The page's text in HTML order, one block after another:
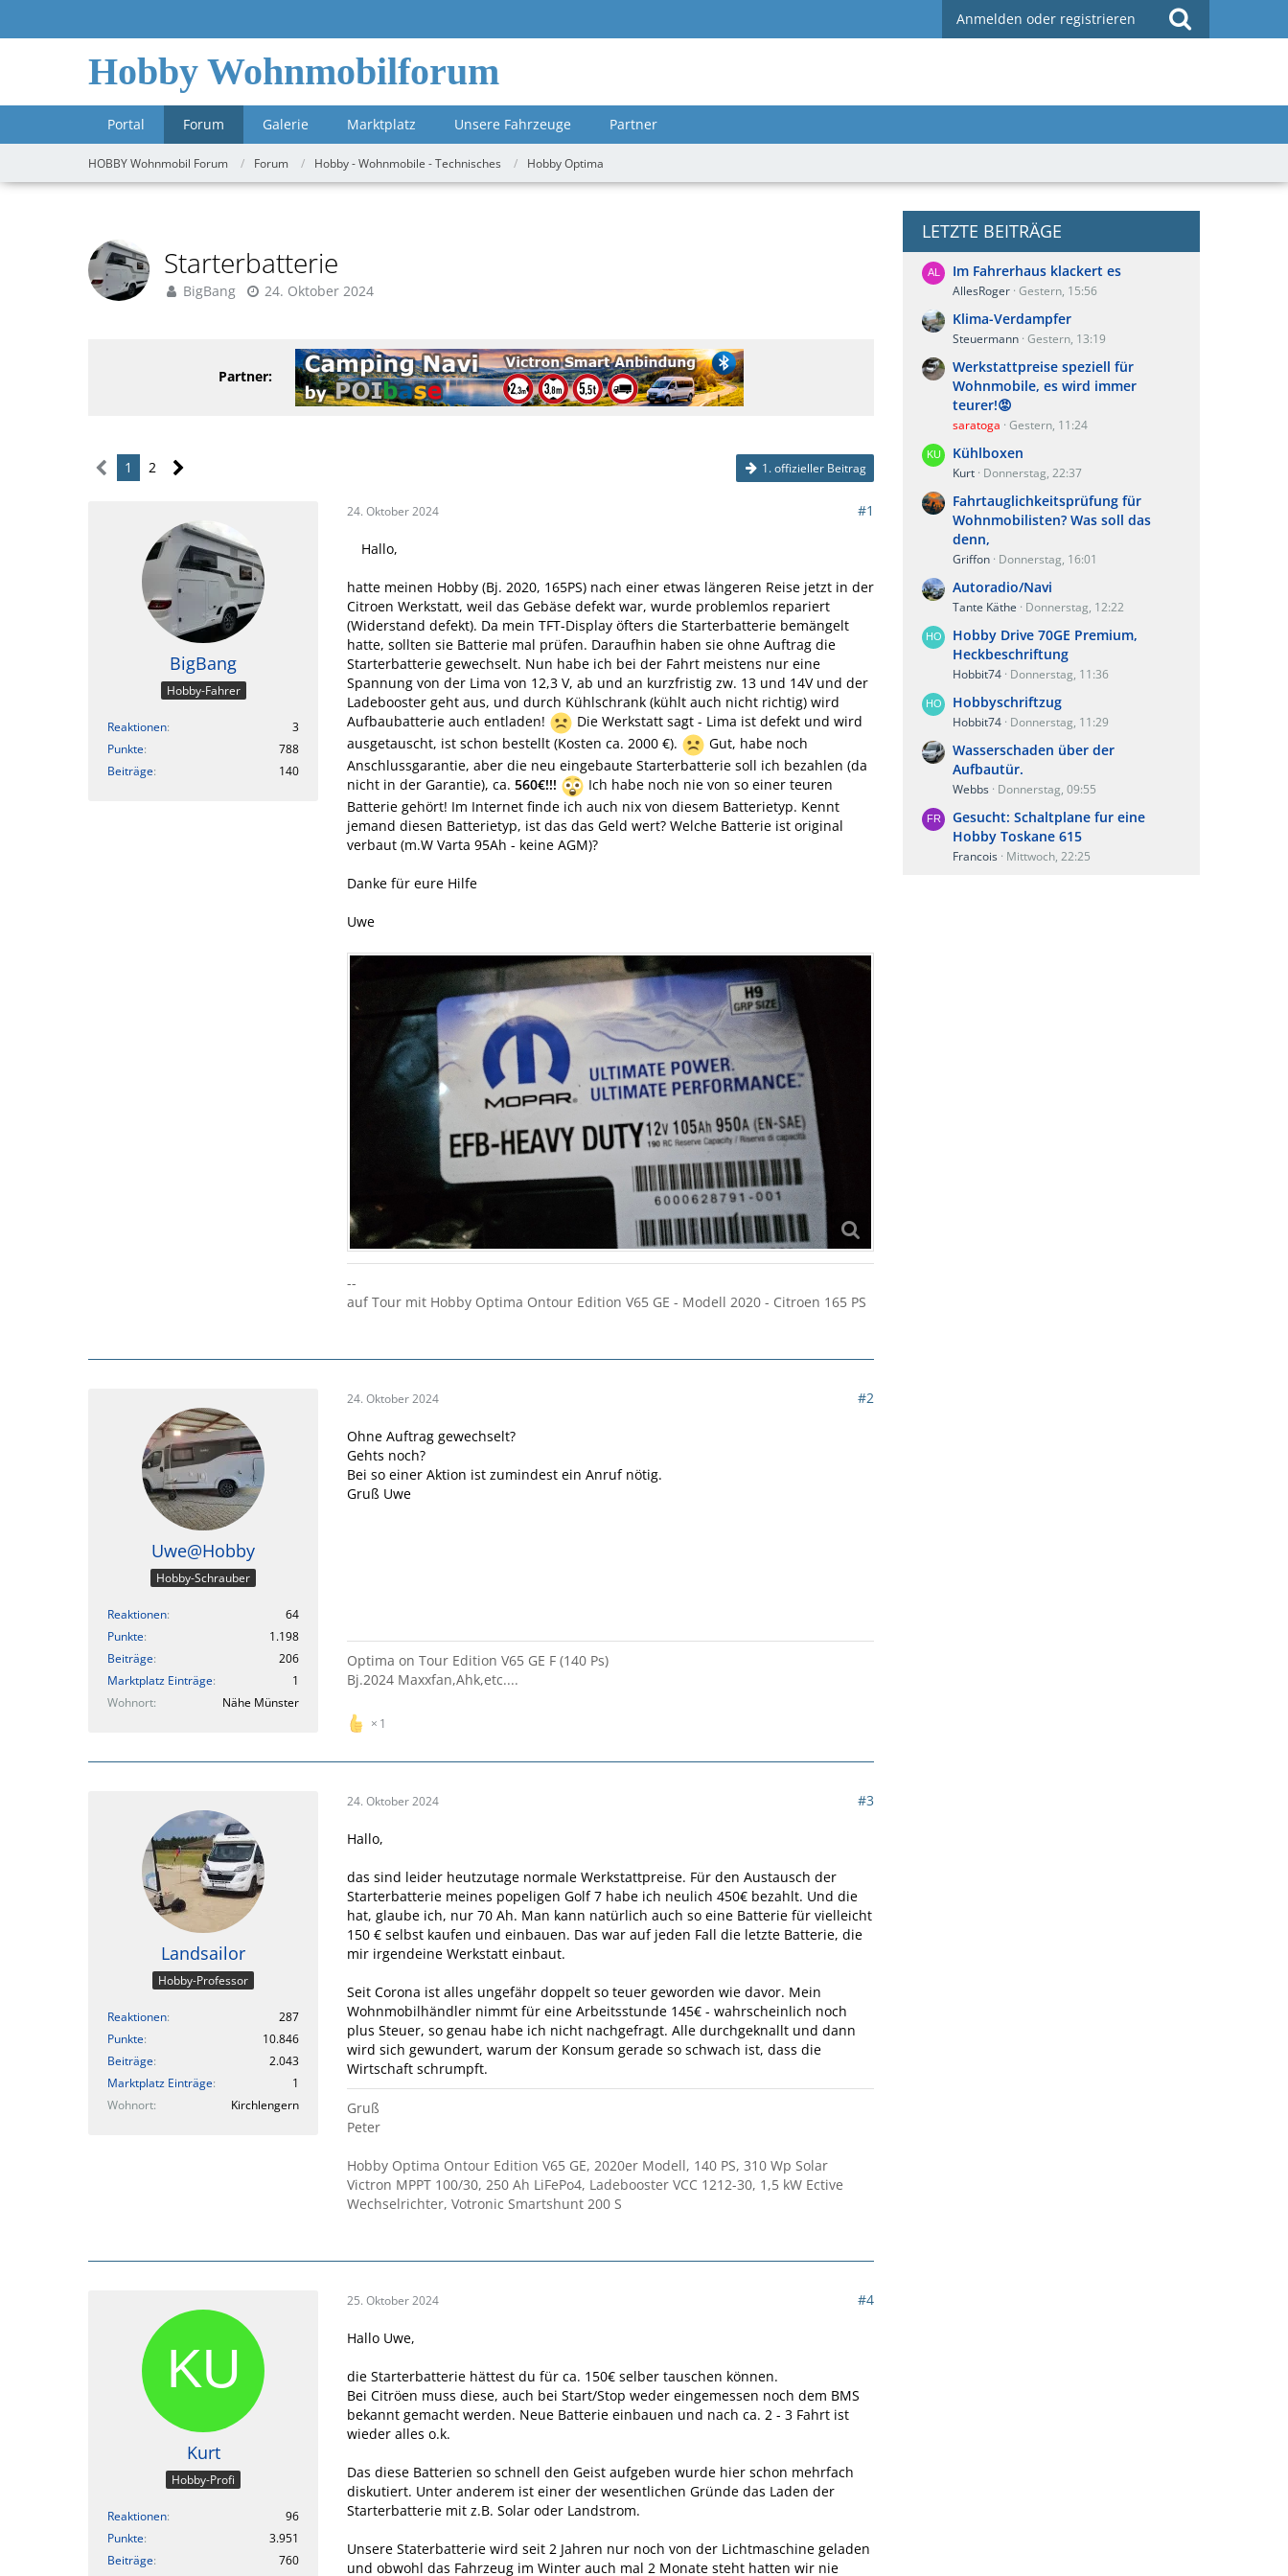
Anmelden oder registrieren
Hobby Wohnmobilforum
Portal Forum Galerie Marktplatz Unsere Fahrzeuge Partner
HOBBY Wohnmobil Forum Forum Hobby - Wohnmobile - Technisches Hobby Optima
Starterbatterie
BigBang 24. Oktober 2024
Partner:
1 2 1. offizieller Beitrag
BigBang
Hobby-Fahrer
Reaktionen
3
Punkte
788
Beiträge
140
24. Oktober 2024 #1
Hallo,
hatte meinen Hobby (Bj. 2020, 165PS) nach einer etwas längeren Reise jetzt in der
Citroen Werkstatt, weil das Gebäse defekt war, wurde problemlos repariert
(Widerstand defekt). Da mein TFT-Display öfters die Starterbatterie bemängelt
hatte, sollten sie Batterie mal prüfen. Daraufhin haben sie ohne Auftrag die
Starterbatterie gewechselt. Nun habe ich bei der Fahrt meistens nur eine
Spannung von der Lima von 12,3 V, ab und an kurzfristig zw. 13 und 14V und der
Ladebooster geht aus, und durch Kühlschrank (kühlt auch nicht richtig) wird
Aufbaubatterie auch entladen!
Die Werkstatt sagt - Lima ist defekt und wird
ausgetauscht, ist schon bestellt (Kosten ca. 2000 €).
Gut, habe noch
Anschlussgarantie, aber die neu eingebaute Starterbatterie soll ich bezahlen (da
nicht in der Garantie), ca. 560€!!!
Ich habe noch nie von so einer teuren
Batterie gehört! Im Internet finde ich auch nix von diesem Batterietyp. Kennt
jemand diesen Batterietyp, ist das das Geld wert? Welche Batterie ist original
verbaut (m.W Varta 95Ah - keine AGM)?
Danke für eure Hilfe
Uwe
--
auf Tour mit Hobby Optima Ontour Edition V65 GE - Modell 2020 - Citroen 165 PS
Uwe@Hobby
Hobby-Schrauber
Reaktionen
64
Punkte
1.198
Beiträge
206
Marktplatz Einträge
1
Wohnort
Nähe Münster
24. Oktober 2024 #2
Ohne Auftrag gewechselt?
Gehts noch?
Bei so einer Aktion ist zumindest ein Anruf nötig.
Gruß Uwe
Optima on Tour Edition V65 GE F (140 Ps)
Bj.2024 Maxxfan,Ahk,etc....
1
Landsailor
Hobby-Professor
Reaktionen
287
Punkte
10.846
Beiträge
2.043
Marktplatz Einträge
1
Wohnort
Kirchlengern
24. Oktober 2024 #3
Hallo,
das sind leider heutzutage normale Werkstattpreise. Für den Austausch der
Starterbatterie meines popeligen Golf 7 habe ich neulich 450€ bezahlt. Und die
hat, glaube ich, nur 70 Ah. Man kann natürlich auch so eine Batterie für vielleicht
150 € selbst kaufen und einbauen. Das war auf jeden Fall die letzte Batterie, die
mir irgendeine Werkstatt einbaut.
Seit Corona ist alles ungefähr doppelt so teuer geworden wie davor. Mein
Wohnmobilhändler nimmt für eine Arbeitsstunde 145€ - wahrscheinlich noch
plus Steuer, so genau habe ich nicht nachgefragt. Alle durchgeknallt und dann
wird sich gewundert, warum der Konsum gerade so schwach ist, dass die
Wirtschaft schrumpft.
Gruß
Peter
Hobby Optima Ontour Edition V65 GE, 2020er Modell, 140 PS, 310 Wp Solar
Victron MPPT 100/30, 250 Ah LiFePo4, Ladebooster VCC 1212-30, 1,5 kW Ective
Wechselrichter, Votronic Smartshunt 200 S
Kurt
Hobby-Profi
Reaktionen
96
Punkte
3.951
Beiträge
760
25. Oktober 2024 #4
Hallo Uwe,
die Starterbatterie hättest du für ca. 150€ selber tauschen können.
Bei Citröen muss diese, auch bei Start/Stop weder eingemessen noch dem BMS
bekannt gemacht werden. Neue Batterie einbauen und nach ca. 2 - 3 Fahrt ist
wieder alles o.k.
Das diese Batterien so schnell den Geist aufgeben wurde hier schon mehrfach
diskutiert. Unter anderem ist einer der wesentlichen Gründe das Laden der
Starterbatterie mit z.B. Solar oder Landstrom.
Unsere Staterbatterie wird seit 2 Jahren nur noch von der Lichtmaschine geladen
und obwohl das Fahrzeug im Winter auch mal 2 Monate steht hatten wir nie
LETZTE BEITRÄGE
Im Fahrerhaus klackert es
AllesRoger Gestern, 15:56
Klima-Verdampfer
Steuermann Gestern, 13:19
Werkstattpreise speziell für
Wohnmobile, es wird immer
teurer!😡
saratoga Gestern, 11:24
Kühlboxen
Kurt Donnerstag, 22:37
Fahrtauglichkeitsprüfung für
Wohnmobilisten? Was soll das
denn,
Griffon Donnerstag, 16:01
Autoradio/Navi
Tante Käthe Donnerstag, 12:22
Hobby Drive 70GE Premium,
Heckbeschriftung
Hobbit74 Donnerstag, 11:36
Hobbyschriftzug
Hobbit74 Donnerstag, 11:29
Wasserschaden über der
Aufbautür.
Webbs Donnerstag, 09:55
Gesucht: Schaltplane fur eine
Hobby Toskane 615
Francois Mittwoch, 22:25